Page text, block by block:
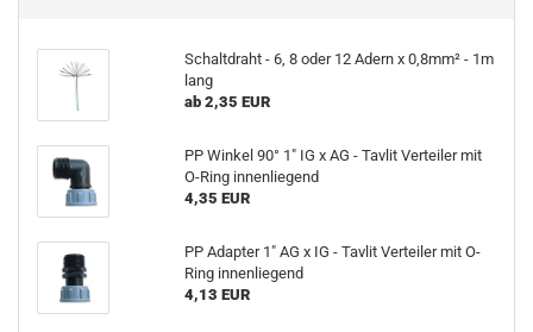
Schaltdraht - 6, 8 oder 12 Adern x 0,8mm² - 1m
lang
ab 2,35 EUR
PP Winkel 90° 1" IG x AG - Tavlit Verteiler mit
O-Ring innenliegend
4,35 EUR
PP Adapter 1" AG x IG - Tavlit Verteiler mit O-
Ring innenliegend
4,13 EUR